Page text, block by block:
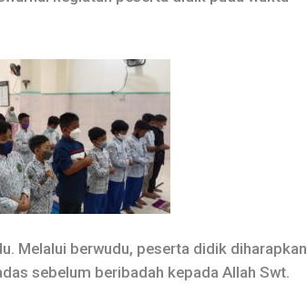
Melalui berwudu, peserta didik diharapkan
sebelum beribadah kepada Allah Swt.